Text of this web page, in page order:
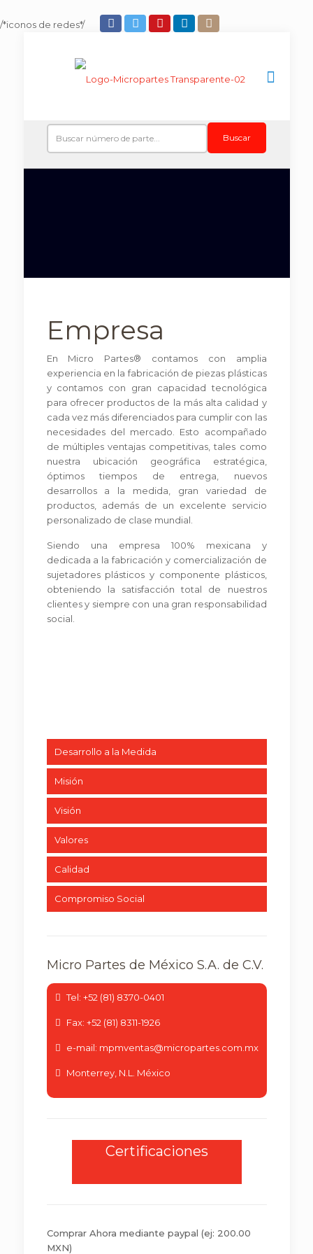
/*iconos de redes*/
Buscar
Empresa
En Micro Partes® contamos con amplia
experiencia en la fabricación de piezas plásticas
y contamos con gran capacidad tecnológica
para ofrecer productos de la más alta calidad y
cada vez más diferenciados para cumplir con las
necesidades del mercado. Esto acompañado
de múltiples ventajas competitivas, tales como
nuestra ubicación geográfica estratégica,
óptimos tiempos de entrega, nuevos
desarrollos a la medida, gran variedad de
productos, además de un excelente servicio
personalizado de clase mundial.
Siendo una empresa 100% mexicana y
dedicada a la fabricación y comercialización de
sujetadores plásticos y componente plásticos,
obteniendo la satisfacción total de nuestros
clientes y siempre con una gran responsabilidad
social.
Desarrollo a la Medida
Misión
Visión
Valores
Calidad
Compromiso Social
Micro Partes de México S.A. de C.V.
Tel: +52 (81) 8370-0401
Fax: +52 (81) 8311-1926
e-mail: mpmventas@micropartes.com.mx
Monterrey, N.L. México
Certificaciones
Comprar Ahora mediante paypal (ej: 200.00
MXN)